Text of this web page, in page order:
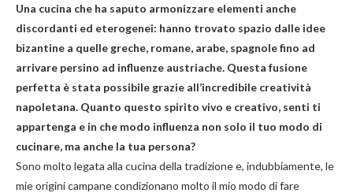
Una cucina che ha saputo armonizzare elementi anche
discordanti ed eterogenei: hanno trovato spazio dalle idee
bizantine a quelle greche, romane, arabe, spagnole fino ad
arrivare persino ad influenze austriache. Questa fusione
perfetta è stata possibile grazie all’incredibile creatività
napoletana. Quanto questo spirito vivo e creativo, senti ti
appartenga e in che modo influenza non solo il tuo modo di
cucinare, ma anche la tua persona?
Sono molto legata alla cucina della tradizione e, indubbiamente, le
mie origini campane condizionano molto il mio modo di fare